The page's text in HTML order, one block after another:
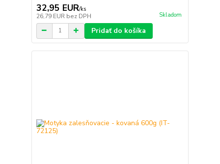
32,95 EUR/ks
26,79 EUR bez DPH Skladom
Pridať do košíka